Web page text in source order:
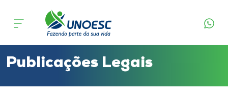
Cursos
Publicações Legais